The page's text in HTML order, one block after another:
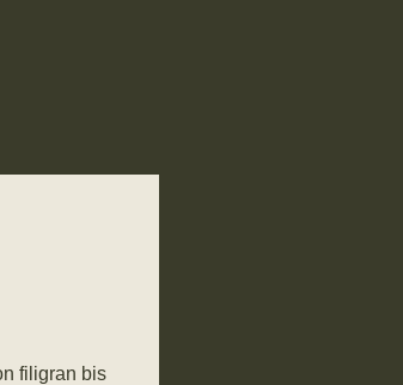
filigran bis